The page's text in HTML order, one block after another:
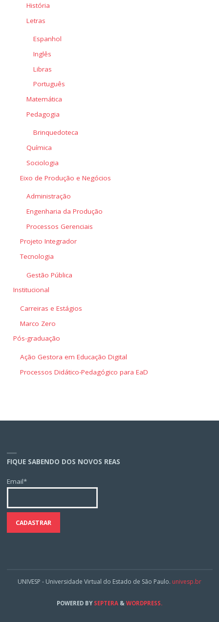
História
Letras
Espanhol
Inglês
Libras
Português
Matemática
Pedagogia
Brinquedoteca
Química
Sociologia
Eixo de Produção e Negócios
Administração
Engenharia da Produção
Processos Gerenciais
Projeto Integrador
Tecnologia
Gestão Pública
Institucional
Carreiras e Estágios
Marco Zero
Pós-graduação
Ação Gestora em Educação Digital
Processos Didático-Pedagógico para EaD
FIQUE SABENDO DOS NOVOS REAS
Email*
UNIVESP - Universidade Virtual do Estado de São Paulo. univesp.br
POWERED BYSEPTERA & WORDPRESS.